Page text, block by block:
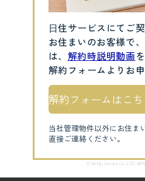
⽇住サービスにてご
お住まいのお客様で
は、 解約時説明動画
解約フォームよりお申
解約フォームはこち
当社管理物件以外にお住ま
直接ご連絡ください。
© Nichiju Service Co.,LTD. All